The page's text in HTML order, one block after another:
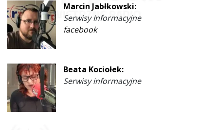
Marcin Jabłkowski:
Serwisy Informacyjne
facebook
Beata Kociołek:
Serwisy informacyjne